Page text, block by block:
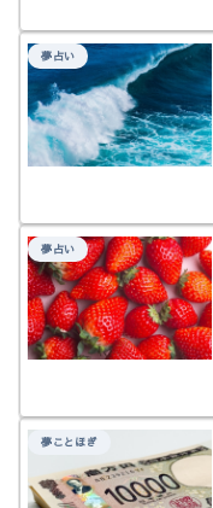
夢占い
夢占い
夢ことほぎ